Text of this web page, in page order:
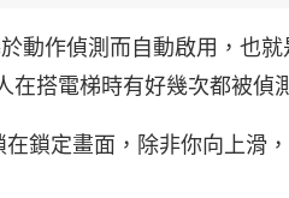
於動作偵測而自動啟用，也
搭電梯時有好幾次都被偵
鎖定畫面，除非你向上滑